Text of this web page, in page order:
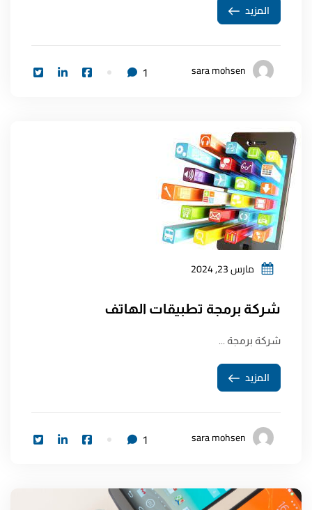
المزيد
sara mohsen
1
مارس 23, 2024
شركة برمجة تطبيقات الهاتف
شركة برمجة ...
المزيد
sara mohsen
1